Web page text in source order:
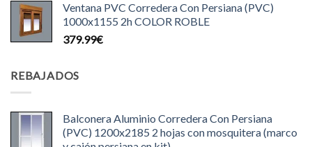
Ventana PVC Corredera Con Persiana (PVC)
1000x1155 2h COLOR ROBLE
379.99€
REBAJADOS
Balconera Aluminio Corredera Con Persiana
(PVC) 1200x2185 2 hojas con mosquitera (marco